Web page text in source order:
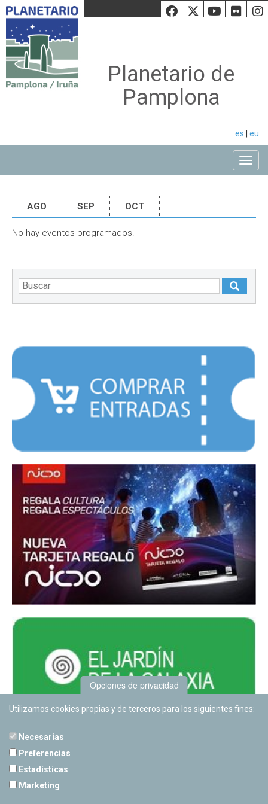
Facebook
Twiiter
Planetario de
Pamplona
es eu
AGO SEP OCT
No hay eventos programados.
Opciones de privacidad
Utilizamos cookies propias y de terceros para los siguientes fines:
Necesarias
Preferencias
Estadísticas
Marketing